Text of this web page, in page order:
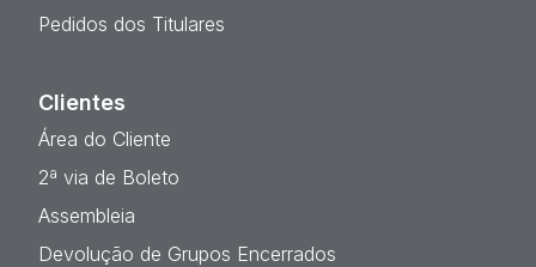
Pedidos dos Titulares
Clientes
Área do Cliente
2ª via de Boleto
Assembleia
Devolução de Grupos Encerrados